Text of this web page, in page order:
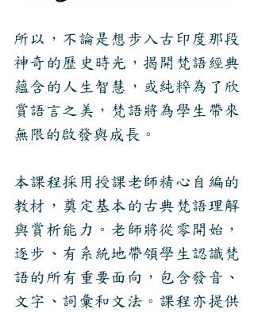
所以，不論是想步入古印度那段
神奇的歷史時光，揭開梵語經典
蘊含的人生智慧，或純粹為了欣
賞語言之美，梵語將為學生帶來
無限的啟發與成長。
本課程採用授課老師精心自編的
教材，奠定基本的古典梵語理解
與賞析能力。老師將從零開始，
逐步、有系統地帶領學生認識梵
語的所有重要面向，包含發音、
文字、詞彙和文法。課程亦提供